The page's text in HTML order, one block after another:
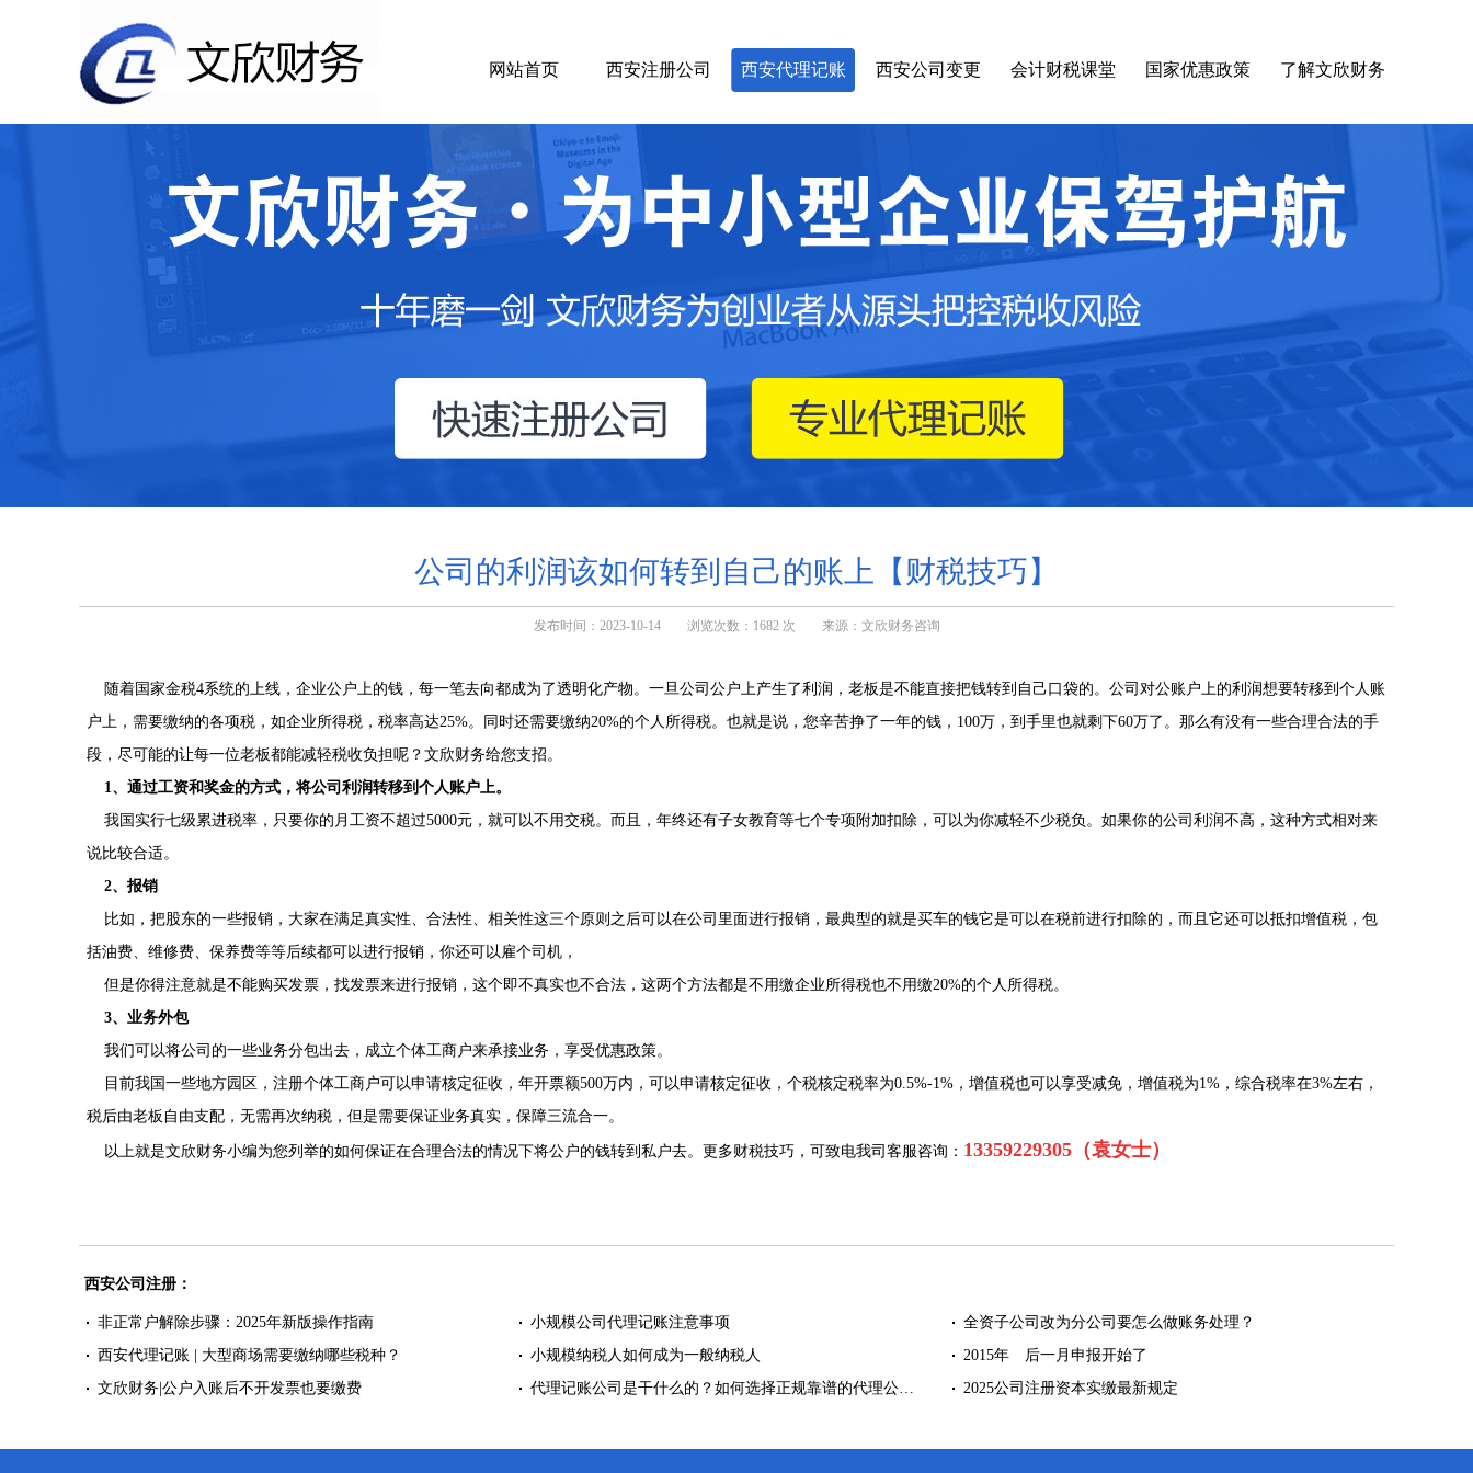
网站首页 西安注册公司 西安代理记账 西安公司变更 会计财税课堂 国家优惠政策 了解文欣财务
公司的利润该如何转到自己的账上【财税技巧】
发布时间：2023-10-14 浏览次数：1682 次 来源：文欣财务咨询
随着国家金税4系统的上线，企业公户上的钱，每一笔去向都成为了透明化产物。一旦公司公户上产生了利润，老板是不能直接把钱转到自己口袋的。公司对公账户上的利润想要转移到个人账
户上，需要缴纳的各项税，如企业所得税，税率高达25%。同时还需要缴纳20%的个人所得税。也就是说，您辛苦挣了一年的钱，100万，到手里也就剩下60万了。那么有没有一些合理合法的手
段，尽可能的让每一位老板都能减轻税收负担呢？文欣财务给您支招。
1、通过工资和奖金的方式，将公司利润转移到个人账户上。
我国实行七级累进税率，只要你的月工资不超过5000元，就可以不用交税。而且，年终还有子女教育等七个专项附加扣除，可以为你减轻不少税负。如果你的公司利润不高，这种方式相对来
说比较合适。
2、报销
比如，把股东的一些报销，大家在满足真实性、合法性、相关性这三个原则之后可以在公司里面进行报销，最典型的就是买车的钱它是可以在税前进行扣除的，而且它还可以抵扣增值税，包
括油费、维修费、保养费等等后续都可以进行报销，你还可以雇个司机，
但是你得注意就是不能购买发票，找发票来进行报销，这个即不真实也不合法，这两个方法都是不用缴企业所得税也不用缴20%的个人所得税。
3、业务外包
我们可以将公司的一些业务分包出去，成立个体工商户来承接业务，享受优惠政策。
目前我国一些地方园区，注册个体工商户可以申请核定征收，年开票额500万内，可以申请核定征收，个税核定税率为0.5%-1%，增值税也可以享受减免，增值税为1%，综合税率在3%左右，
税后由老板自由支配，无需再次纳税，但是需要保证业务真实，保障三流合一。
以上就是文欣财务小编为您列举的如何保证在合理合法的情况下将公户的钱转到私户去。更多财税技巧，可致电我司客服咨询： 13359229305（袁女士）
西安公司注册：
非正常户解除步骤：2025年新版操作指南 小规模公司代理记账注意事项
全资子公司改为分公司要怎么做账务处理？
西安代理记账 | 大型商场需要缴纳哪些税种？
小规模纳税人如何成为一般纳税人
2015年 后一月申报开始了
文欣财务|公户入账后不开发票也要缴费
代理记账公司是干什么的？如何选择正规靠谱的代理公… 2025公司注册资本实缴最新规定